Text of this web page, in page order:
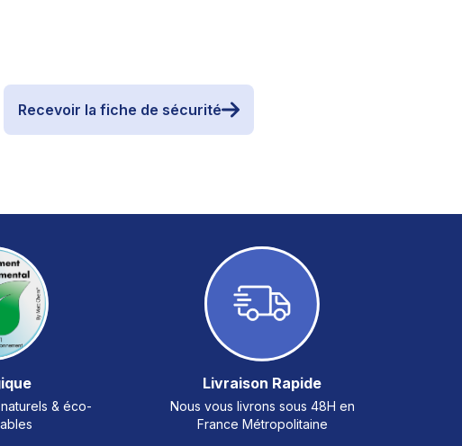
Recevoir la fiche de sécurité
& éco-
Livraison Rapide
Nous vous livrons sous 48H en
France Métropolitaine